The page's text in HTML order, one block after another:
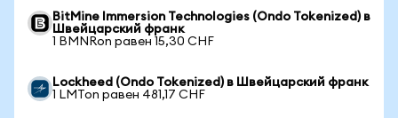
BitMine Immersion Technologies (Ondo Tokenized) в
Швейцарский франк
1 BMNRon равен 15,30 CHF
Lockheed (Ondo Tokenized) в Швейцарский франк
1 LMTon равен 481,17 CHF